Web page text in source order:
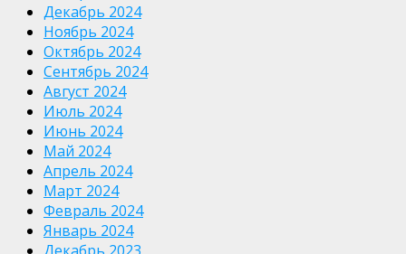
Декабрь 2024
Ноябрь 2024
Октябрь 2024
Сентябрь 2024
Август 2024
Июль 2024
Июнь 2024
Май 2024
Апрель 2024
Март 2024
Февраль 2024
Январь 2024